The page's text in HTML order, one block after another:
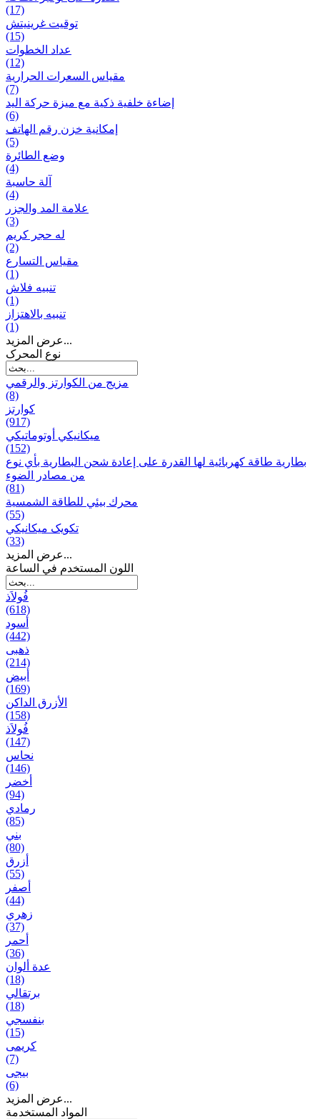
(17)
توقيت غرينيتش
(15)
عداد الخطوات
(12)
مقیاس السعرات الحرارية
(7)
إضاءة خلفية ذكية مع ميزة حرکة اليد
(6)
إمكانية خزن رقم الهاتف
(5)
وضع الطائرة
(4)
آلة حاسبة
(4)
علامة المد والجزر
(3)
له حجر كريم
(2)
مقياس التسارع
(1)
تنبيه فلاش
(1)
تنبيه بالاهتزاز
(1)
عرض المزيد...
نوع المحرک
مزيج من الكوارتز والرقمي
(8)
كوارتز
(917)
ميكانيكي أوتوماتيكي
(152)
بطارية طاقة كهربائية لها القدرة على إعادة شحن البطارية بأي نوع
من مصادر الضوء
(81)
محرك بيئي للطاقة الشمسية
(55)
تکویک ميكانيكي
(33)
عرض المزيد...
اللون المستخدم في الساعة
فُولاَذ
(618)
أسود
(442)
ذهبی
(214)
أبيض
(169)
الأزرق الداكن
(158)
فُولاَذ
(147)
نحاس
(146)
أخضر
(94)
رمادي
(85)
بني
(80)
أزرق
(55)
أصفر
(44)
زهري
(37)
أحمر
(36)
عدة ألوان
(18)
برتقالي
(18)
بنفسجي
(15)
کریمی
(7)
بيجی
(6)
عرض المزيد...
المواد المستخدمة